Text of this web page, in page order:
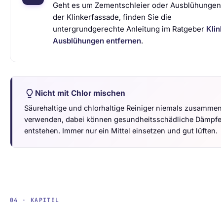
Geht es um Zementschleier oder
der Klinkerfassade, finden Sie die
untergrundgerechte Anleitung im Ratgeber
Ausblühungen entfernen.
Nicht mit Chlor mischen
Säurehaltige und chlorhaltige Reiniger niemals
verwenden, dabei können gesundheitsschädliche Dämpfe
entstehen. Immer nur ein Mittel einsetzen und gut lüften.
04 · KAPITEL